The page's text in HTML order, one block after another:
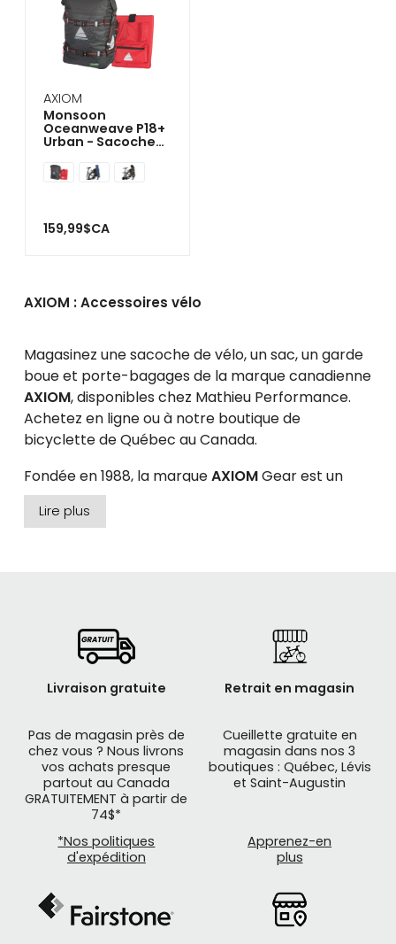
AXIOM
Monsoon
Oceanweave P18+
Urban - Sacoche
159,99$CA
AXIOM : Accessoires vélo
Magasinez une sacoche de vélo, un sac, un garde
boue et porte-bagages de la marque canadienne
AXIOM, disponibles chez Mathieu Performance.
Achetez en ligne ou à notre boutique de
bicyclette de Québec au Canada.
Fondée en 1988, la marqueAXIOMGear est un
fabricant d’accessoires de vélo.
synonyme de produits intuitifs, de matériaux
Bikepacking AXIOM
Lire plus
Livraison gratuite
Pas de magasin près de
chez vous ? Nous livrons
vos achats presque
partout au Canada
GRATUITEMENT à partir de
74$*
*Nos politiques
d'expédition
Retrait en magasin
Cueillette gratuite en
magasin dans nos 3
boutiques : Québec, Lévis
et Saint-Augustin
Apprenez-en
plus